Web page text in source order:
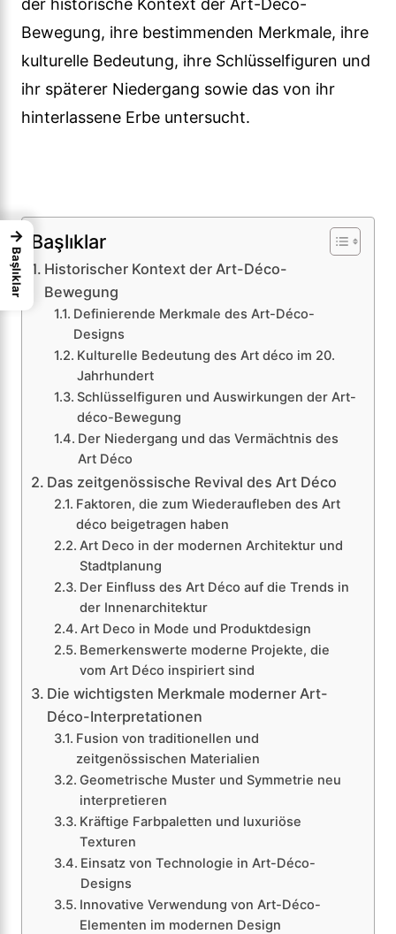
der historische Kontext der Art-Déco-
Bewegung, ihre bestimmenden Merkmale, ihre
kulturelle Bedeutung, ihre Schlüsselfiguren und
ihr späterer Niedergang sowie das von ihr
hinterlassene Erbe untersucht.
Başlıklar
Historischer Kontext der Art-Déco-
Bewegung
Definierende Merkmale des Art-Déco-
Designs
Kulturelle Bedeutung des Art déco im 20.
Jahrhundert
Schlüsselfiguren und Auswirkungen der Art-
déco-Bewegung
Der Niedergang und das Vermächtnis des
Art Déco
Das zeitgenössische Revival des Art Déco
Faktoren, die zum Wiederaufleben des Art
déco beigetragen haben
Art Deco in der modernen Architektur und
Stadtplanung
Der Einfluss des Art Déco auf die Trends in
der Innenarchitektur
Art Deco in Mode und Produktdesign
Bemerkenswerte moderne Projekte, die
vom Art Déco inspiriert sind
Die wichtigsten Merkmale moderner Art-
Déco-Interpretationen
Fusion von traditionellen und
zeitgenössischen Materialien
Geometrische Muster und Symmetrie neu
interpretieren
Kräftige Farbpaletten und luxuriöse
Texturen
Einsatz von Technologie in Art-Déco-
Designs
Innovative Verwendung von Art-Déco-
Elementen im modernen Design
→
Başlıklar